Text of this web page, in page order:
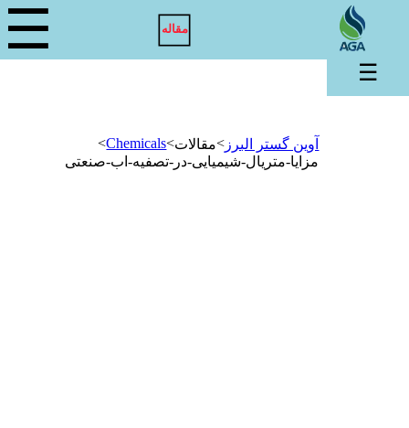
مقاله ☰
آوین گستر البرز >مقالات>
Chemicals
>
مزایا-متریال-شیمیایی-در-تصفیه-اب-صنعتی
☰